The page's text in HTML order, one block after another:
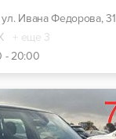
ул. Ивана Федорова, 31
+ еще 3
- 20:00